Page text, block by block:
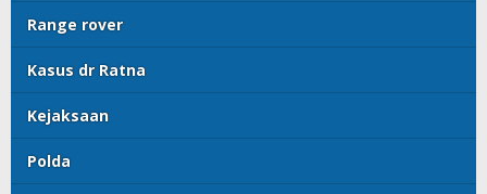
Range rover
Kasus dr Ratna
Kejaksaan
Polda